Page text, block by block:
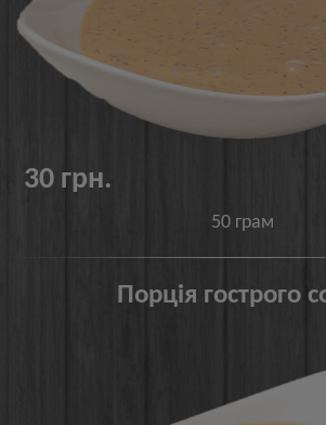
30 грн.
50 грам
Порція гострого